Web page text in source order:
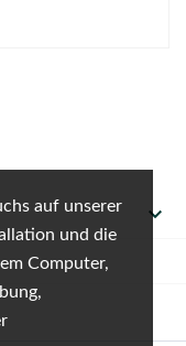
auf unserer
und die
Computer,
